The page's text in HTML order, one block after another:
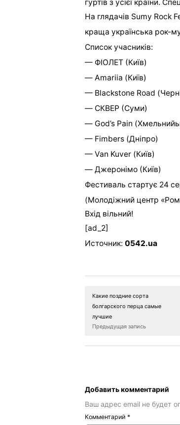
гуртів з усієї країни.
На глядачів Sumy Rock
краща українська рок-
Список учасників:
— ФІОЛЕТ (Київ)
— Amariia (Київ)
— Blackstone Road
— СКВЕР (Суми)
— God’s Pain
— Fimbers (Дніпро)
— Van Kuver (Київ)
— Джеронімо (Київ)
Фестиваль стартує 24
(Молодіжний центр
Вхід вільний!
[ad_2]
Источник: 0542.ua
Какие поздние сорта
болгарского перца самые
лучшие
Предыдущая запись
Добавить комментарий
Ваш адрес email не будет
Комментарий *